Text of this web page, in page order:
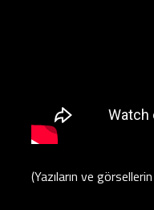
(Yazıların ve